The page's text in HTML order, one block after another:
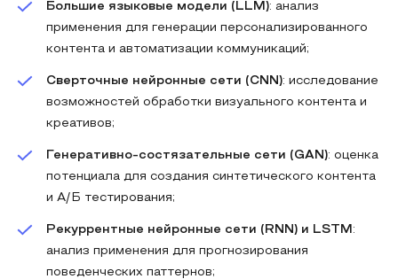
Большие языковые модели (LLM): анализ
применения для генерации персонализированного
контента и автоматизации коммуникаций;
Сверточные нейронные сети (CNN): исследование
возможностей обработки визуального контента и
креативов;
Генеративно-состязательные сети (GAN): оценка
потенциала для создания синтетического контента
и А/Б тестирования;
Рекуррентные нейронные сети (RNN) и LSTM :
анализ применения для прогнозирования
поведенческих паттернов;